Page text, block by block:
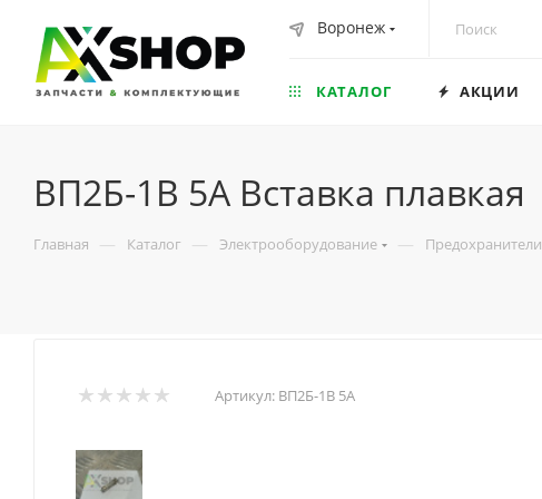
Воронеж
КАТАЛОГ АКЦИИ
ВП2Б-1В 5А Вставка плавкая
Главная — Каталог — Электрооборудование — Предохранители
Артикул: ВП2Б-1В 5А